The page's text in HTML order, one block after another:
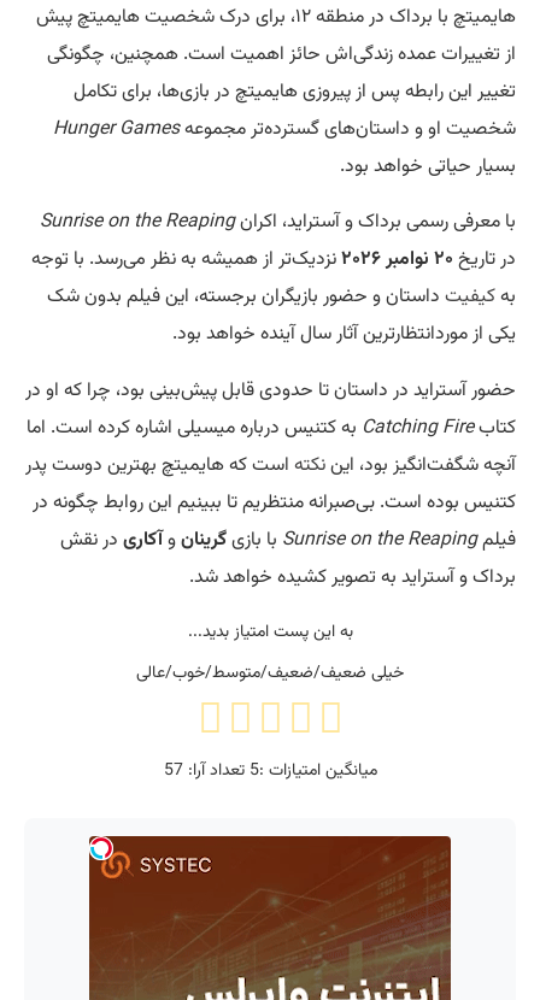
هایمیتچ با برداک در منطقه ۱۲، برای درک شخصیت هایمیتچ پیش
از تغییرات عمده زندگی‌اش حائز اهمیت است. همچنین، چگونگی
تغییر این رابطه پس از پیروزی هایمیتچ در بازی‌ها، برای تکامل
شخصیت او و داستان‌های گسترده‌تر مجموعهHunger Games
بسیار حیاتی خواهد بود.
با معرفی رسمی برداک و آستراید، اکرانSunrise on the Reaping
در تاریخ ۲۰ نوامبر۲۰۲۶نزدیک‌تر از همیشه به نظر می‌رسد. با توجه
بهکیفیت داستان و حضور بازیگران برجسته، این فیلم بدون شک
یکی از موردانتظارترین آثار سال آینده خواهد بود.
حضور آستراید در داستان تا حدودی قابل پیش‌بینی بود، چرا که او در
کتابCatching Fire به کتنیس درباره میسیلی اشاره کرده است. اما
آنچه شگفت‌انگیز بود، ایننکته است که هایمیتچ بهترین دوست پدر
کتنیس بوده است. بی‌صبرانه منتظریم تا ببینیم این روابط چگونه در
فیلمSunrise on the Reaping با بازیگرینانوآکاری در نقش
برداک و آستراید به تصویر کشیده خواهد شد.
به این پست امتیاز بدید...
خیلی ضعیف/ضعیف/متوسط/خوب/عالی
میانگین امتیازات :5 تعداد آرا:57